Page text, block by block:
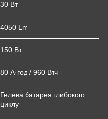
30 Вт
4050 Lm
150 Вт
80 А·год / 960 Втч
Гелева батарея глибокого
циклу